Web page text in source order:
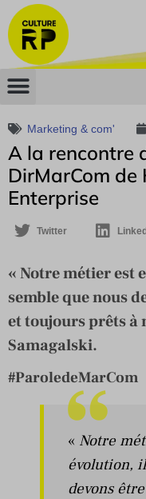
Marketing & com'
A la rencontre
DirMarCom
Enterprise
Twitter
« Notre métier est
semble que nous
et toujours prêts à
Samagalski.
#ParoledeMarCom
« Notre
évolution,
devons